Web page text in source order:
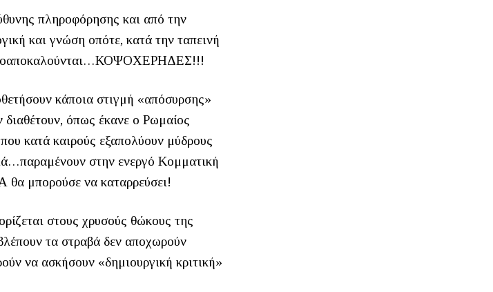
πληροφόρησης και από την
και γνώση οπότε, κατά την ταπεινή
κάποια στιγμή «απόσυρσης»
διαθέτουν, όπως έκανε ο Ρωμαίος
που κατά καιρούς εξαπολύουν μύδρους
στην ενεργό Κομματική
θα μπορούσε να καταρρεύσει!
στους χρυσούς θώκους της
τα στραβά δεν αποχωρούν
να ασκήσουν «δημιουργική κριτική»